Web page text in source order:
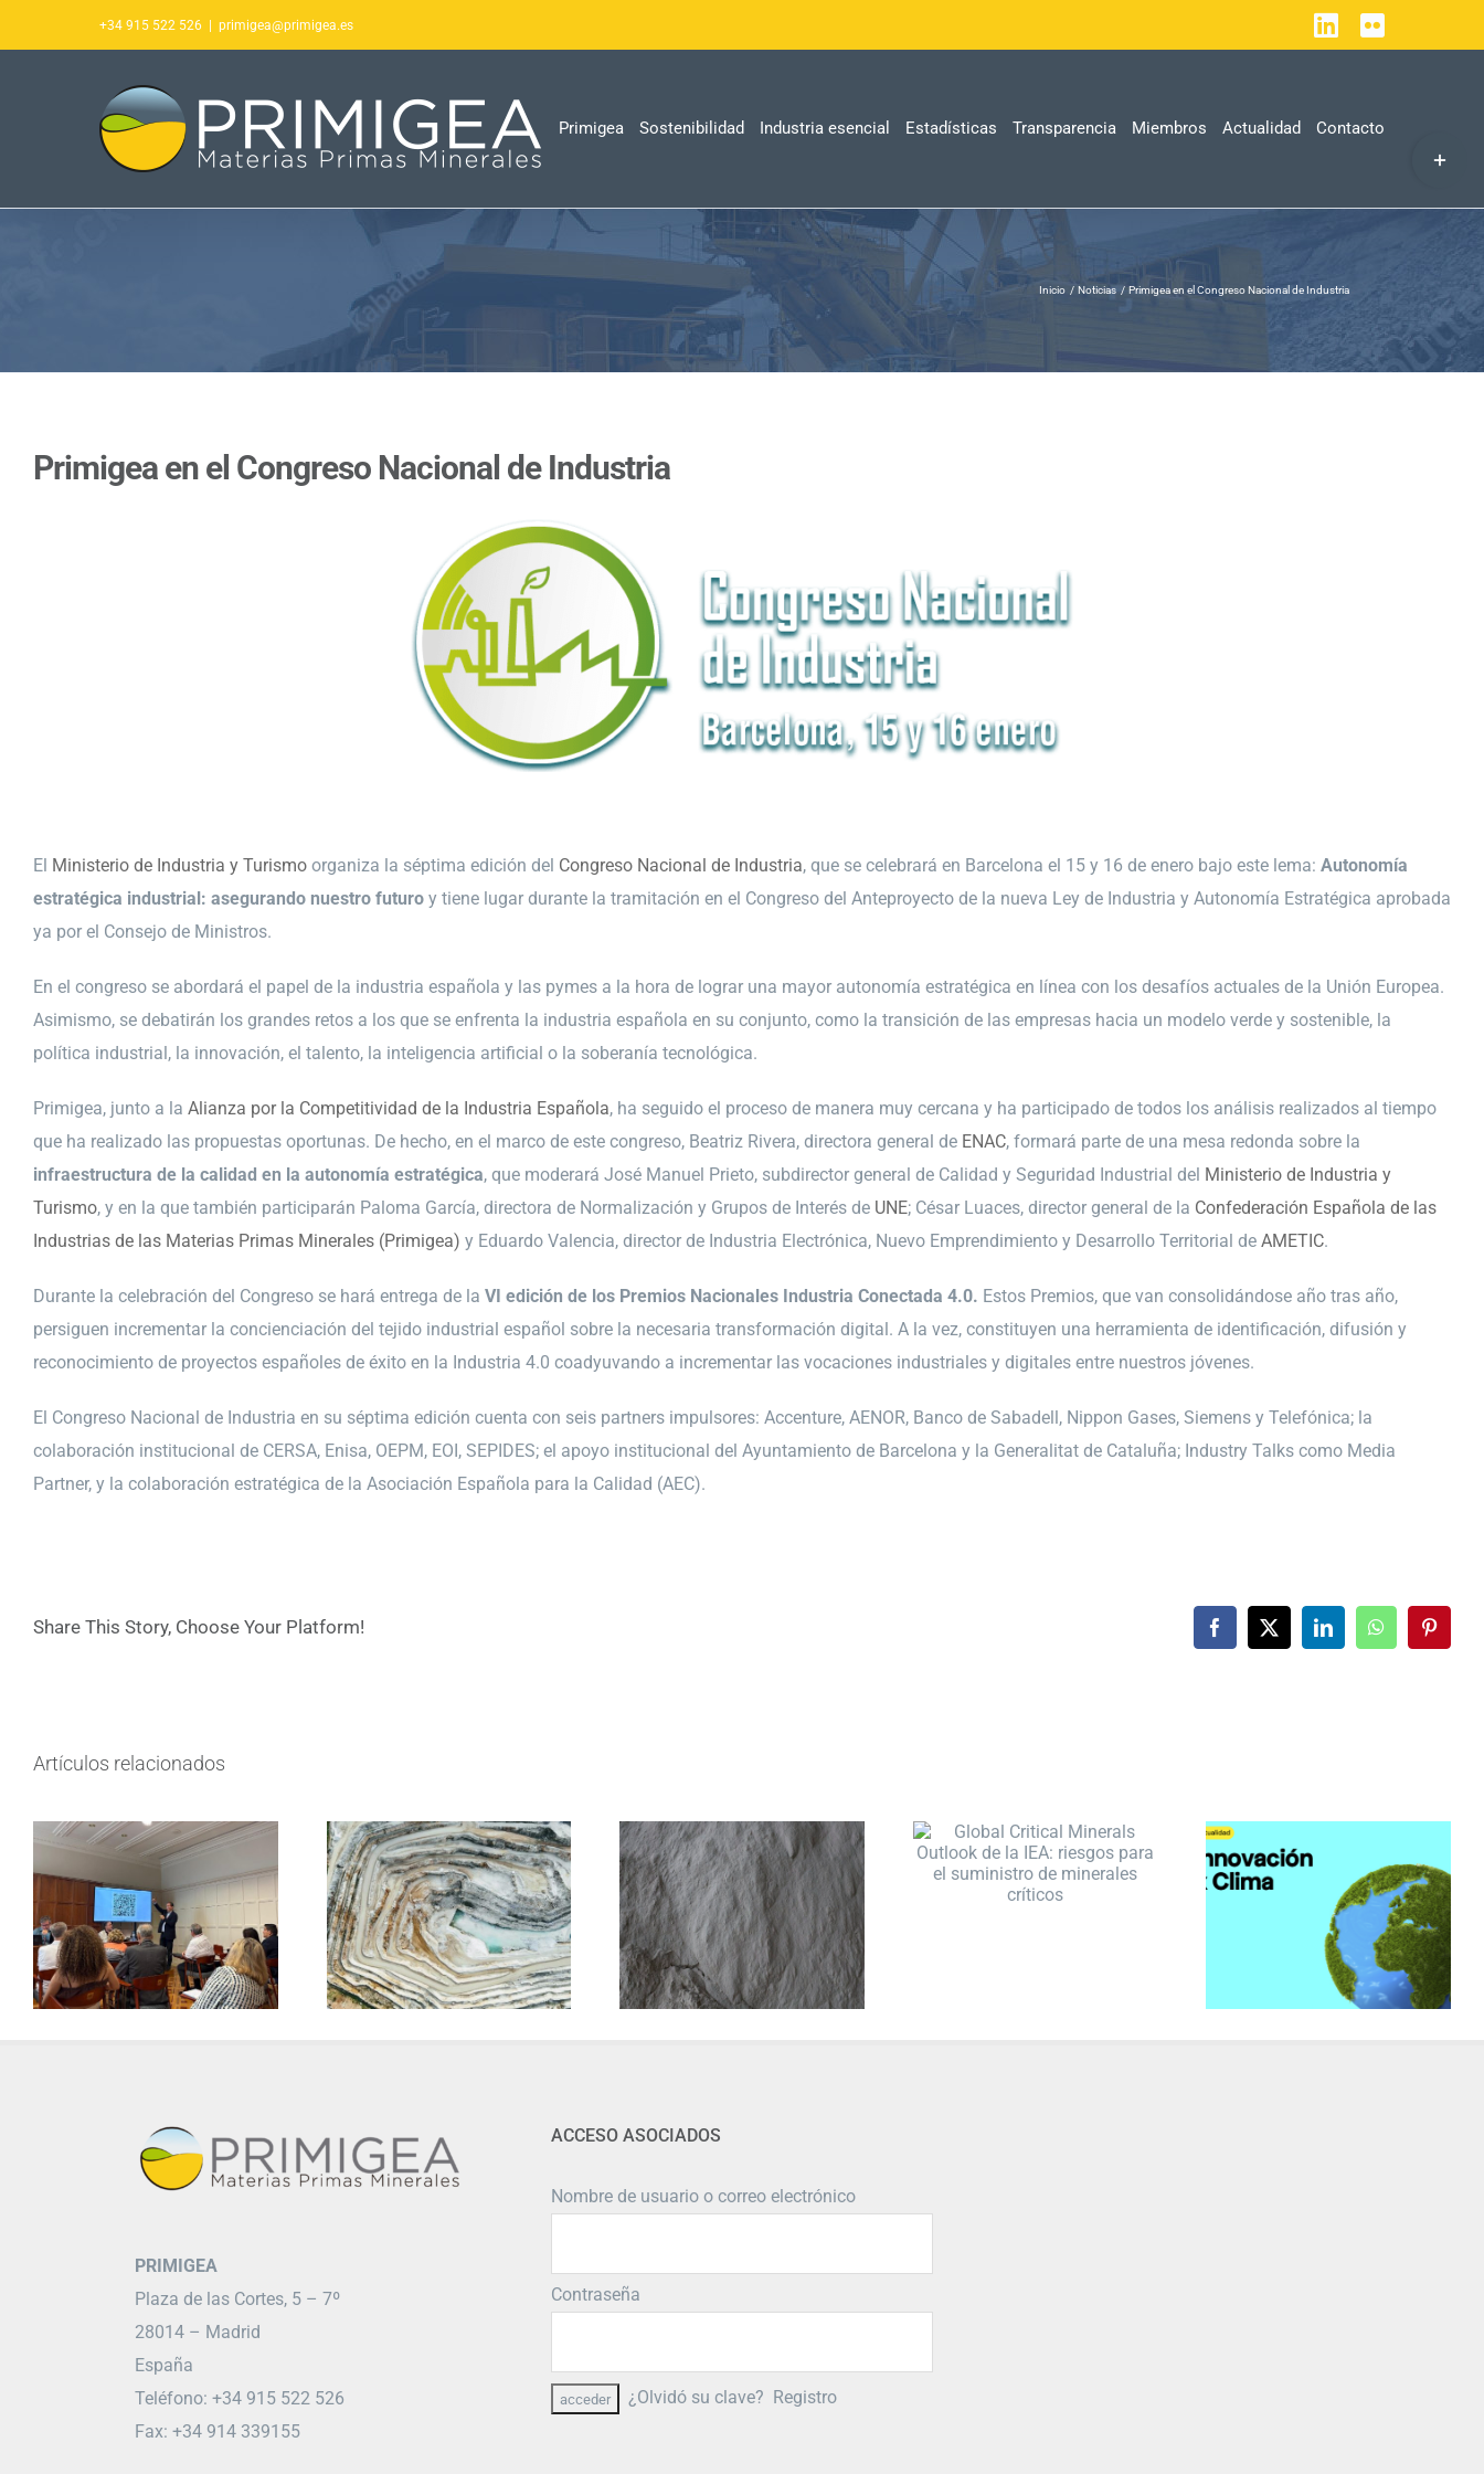
al
+34 915 522 526 | primigea@primigea.es LinkedIn
Flickr
Primigea Sostenibilidad Industria esencial Estadísticas Transparencia Miembros Actualidad Contacto
Inicio Noticias Primigea en el Congreso Nacional de Industria
Primigea en el Congreso Nacional de Industria
El Ministerio de Industria y Turismo organiza la séptima edición del Congreso Nacional de Industria, que se celebrará en Barcelona el 15 y 16 de enero bajo este lema: Autonomía
estratégica industrial: asegurando nuestro futuro y tiene lugar durante la tramitación en el Congreso del Anteproyecto de la nueva Ley de Industria y Autonomía Estratégica aprobada
ya por el Consejo de Ministros.
En el congreso se abordará el papel de la industria española y las pymes a la hora de lograr una mayor autonomía estratégica en línea con los desafíos actuales de la Unión Europea.
Asimismo, se debatirán los grandes retos a los que se enfrenta la industria española en su conjunto, como la transición de las empresas hacia un modelo verde y sostenible, la
política industrial, la innovación, el talento, la inteligencia artificial o la soberanía tecnológica.
Primigea, junto a la Alianza por la Competitividad de la Industria Española, ha seguido el proceso de manera muy cercana y ha participado de todos los análisis realizados al tiempo
que ha realizado las propuestas oportunas. De hecho, en el marco de este congreso, Beatriz Rivera, directora general de ENAC, formará parte de una mesa redonda sobre la
infraestructura de la calidad en la autonomía estratégica, que moderará José Manuel Prieto, subdirector general de Calidad y Seguridad Industrial del Ministerio de Industria y
Turismo, y en la que también participarán Paloma García, directora de Normalización y Grupos de Interés de UNE; César Luaces, director general de la Confederación Española de las
Industrias de las Materias Primas Minerales (Primigea) y Eduardo Valencia, director de Industria Electrónica, Nuevo Emprendimiento y Desarrollo Territorial de AMETIC.
Durante la celebración del Congreso se hará entrega de la VI edición de los Premios Nacionales Industria Conectada 4.0. Estos Premios, que van consolidándose año tras año,
persiguen incrementar la concienciación del tejido industrial español sobre la necesaria transformación digital. A la vez, constituyen una herramienta de identificación, difusión y
reconocimiento de proyectos españoles de éxito en la Industria 4.0 coadyuvando a incrementar las vocaciones industriales y digitales entre nuestros jóvenes.
El Congreso Nacional de Industria en su séptima edición cuenta con seis partners impulsores: Accenture, AENOR, Banco de Sabadell, Nippon Gases, Siemens y Telefónica; la
colaboración institucional de CERSA, Enisa, OEPM, EOI, SEPIDES; el apoyo institucional del Ayuntamiento de Barcelona y la Generalitat de Cataluña; Industry Talks como Media
Partner, y la colaboración estratégica de la Asociación Española para la Calidad (AEC).
Share This Story, Choose Your Platform! Facebook
X LinkedInWhatsApp
Artículos relacionados
PRIMIGEA
Plaza de las Cortes, 5 – 7º
28014 – Madrid
España
Teléfono: +34 915 522 526
Fax: +34 914 339155
ACCESO ASOCIADOS
Nombre de usuario o correo electrónico
Contraseña
¿Olvidó su clave? Registro
Bar